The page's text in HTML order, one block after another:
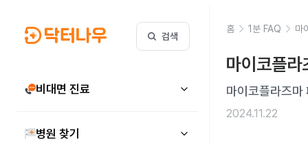
검색
비대면 진료
병원 찾기
홈 1분 FAQ 마
마이코플라
마이코플라즈마
2024.11.22